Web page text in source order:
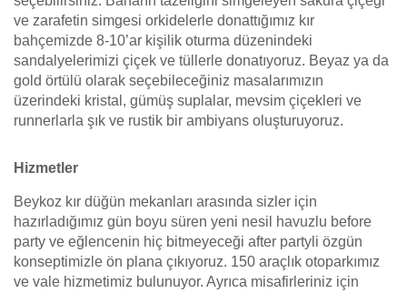
ve zarafetin simgesi orkidelerle donattığımız kır
bahçemizde 8-10’ar kişilik oturma düzenindeki
sandalyelerimizi çiçek ve tüllerle donatıyoruz. Beyaz ya da
gold örtülü olarak seçebileceğiniz masalarımızın
üzerindeki kristal, gümüş suplalar, mevsim çiçekleri ve
runnerlarla şık ve rustik bir ambiyans oluşturuyoruz.
Hizmetler
Beykoz kır düğün mekanları arasında sizler için
hazırladığımız gün boyu süren yeni nesil havuzlu before
party ve eğlencenin hiç bitmeyeceği after partyli özgün
konseptimizle ön plana çıkıyoruz. 150 araçlık otoparkımız
ve vale hizmetimiz bulunuyor. Ayrıca misafirleriniz için